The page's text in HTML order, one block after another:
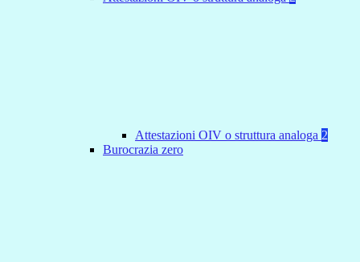
Attestazioni OIV o struttura analoga 2
Burocrazia zero